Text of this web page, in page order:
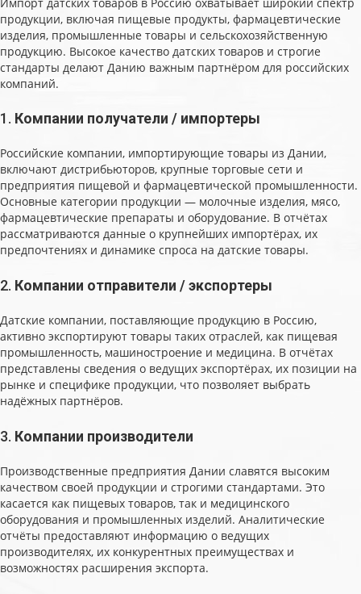
продукции, включая пищевые продукты, фармацевтические
изделия, промышленные товары и сельскохозяйственную
продукцию. Высокое качество датских товаров и строгие
стандарты делают Данию важным партнёром для российских
компаний.
1. Компании получатели / импортеры
Российские компании, импортирующие товары из Дании,
включают дистрибьюторов, крупные торговые сети и
предприятия пищевой и фармацевтической промышленности.
Основные категории продукции — молочные изделия, мясо,
фармацевтические препараты и оборудование. В отчётах
рассматриваются данные о крупнейших импортёрах, их
предпочтениях и динамике спроса на датские товары.
2. Компании отправители / экспортеры
Датские компании, поставляющие продукцию в Россию,
активно экспортируют товары таких отраслей, как пищевая
промышленность, машиностроение и медицина. В отчётах
представлены сведения о ведущих экспортёрах, их позиции на
рынке и специфике продукции, что позволяет выбрать
надёжных партнёров.
3. Компании производители
Производственные предприятия Дании славятся высоким
качеством своей продукции и строгими стандартами. Это
касается как пищевых товаров, так и медицинского
оборудования и промышленных изделий. Аналитические
отчёты предоставляют информацию о ведущих
производителях, их конкурентных преимуществах и
возможностях расширения экспорта.